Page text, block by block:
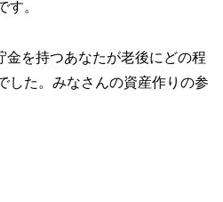
。
を持つあなたが老後にどの程
した。みなさんの資産作りの参